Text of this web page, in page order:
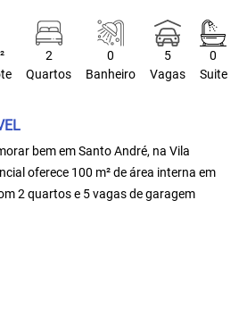
2
Quartos
0
Banheiro
5
Vagas
0
Suite
bem em Santo André, na Vila
oferece 100 m² de área interna em
2 quartos e 5 vagas de garagem